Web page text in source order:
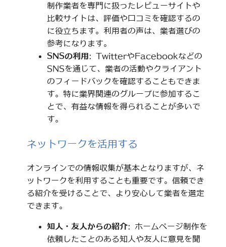
制作業者を専門に扱ったレビューサイトや
比較サイトは、評価や口コミを確認するの
に役立ちます。利用者の声は、業者選びの
参考になります。
SNSの利用 : TwitterやFacebookなどの
SNSを通じて、業者の活動やクライアント
のフィードバックを確認することもできま
す。特に業界関連のグループに参加するこ
とで、有益な情報を得られることが多いで
す。
ネットワークを活用する
オンラインでの情報収集が基本となりますが、ネ
ットワークを利用することも重要です。信頼でき
る紹介を受けることで、より安心して業者を選定
できます。
知人・友人からの紹介: ホームページ制作を
依頼したことのある知人や友人に意見を聞